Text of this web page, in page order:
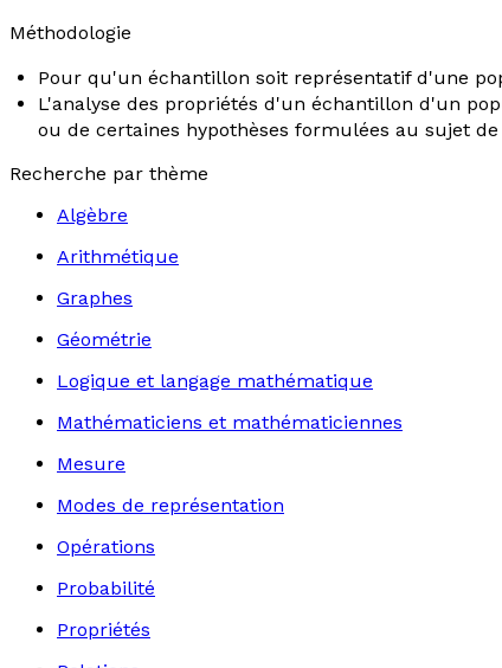
Méthodologie
Pour qu'un échantillon soit représentatif d'une
L'analyse des propriétés d'un échantillon d'un
ou de certaines hypothèses formulées au sujet
Recherche par thème
Algèbre
Arithmétique
Graphes
Géométrie
Logique et langage mathématique
Mathématiciens et mathématiciennes
Mesure
Modes de représentation
Opérations
Probabilité
Propriétés